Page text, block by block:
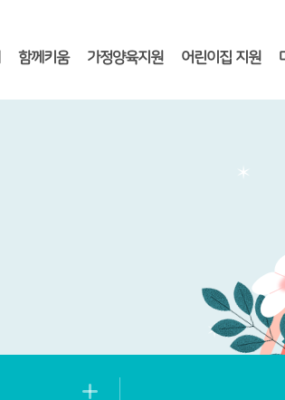
함께키움 가정양육지원 어린이집 지원